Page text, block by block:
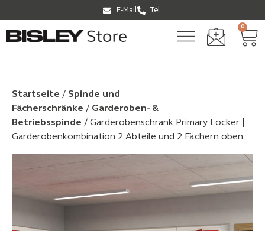
E-Mail Tel.
0
Startseite / Spinde und
Fächerschränke / Garderoben- &
Betriebsspinde / Garderobenschrank Primary Locker |
Garderobenkombination 2 Abteile und 2 Fächern oben